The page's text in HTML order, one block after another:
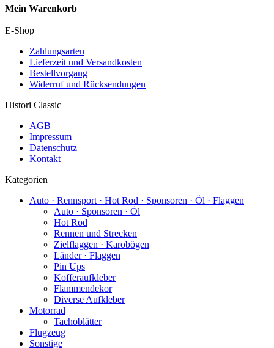
Mein Warenkorb
E-Shop
Zahlungsarten
Lieferzeit und Versandkosten
Bestellvorgang
Widerruf und Rücksendungen
Histori Classic
AGB
Impressum
Datenschutz
Kontakt
Kategorien
Auto · Rennsport · Hot Rod · Sponsoren · Öl · Flaggen
Auto · Sponsoren · Öl
Hot Rod
Rennen und Strecken
Zielflaggen · Karobögen
Länder · Flaggen
Pin Ups
Kofferaufkleber
Flammendekor
Diverse Aufkleber
Motorrad
Tachoblätter
Flugzeug
Sonstige